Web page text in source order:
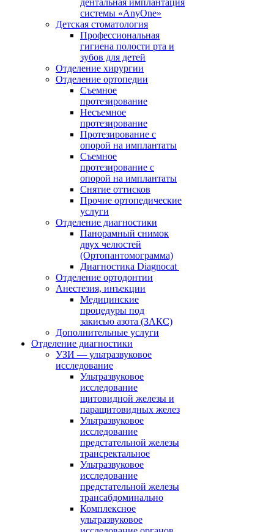
дентальная имплантация
системы «AnyOne»
Детская стоматология
Профессиональная
гигиена полости рта и
зубов для детей
Отделение хирургии
Отделение ортопедии
Съемное
протезирование
Несъемное
протезирование
Протезирование с
опорой на имплантаты
Съемное
протезирование с
опорой на имплантаты
Снятие оттисков
Прочие ортопедические
услуги
Отделение диагностики
Панорамный снимок
двух челюстей
(Ортопантомограмма)
Диагностика Diagnocat
Отделение ортодонтии
Анестезия, инъекции
Медицинские
процедуры под
закисью азота (ЗАКС)
Дополнительные услуги
Отделение диагностики
УЗИ — ультразвуковое
исследование
Ультразвуковое
исследование
щитовидной железы и
паращитовидных желез
Ультразвуковое
исследование
предстательной железы
трансректальное
Ультразвуковое
исследование
предстательной железы
трансабдоминально
Комплексное
ультразвуковое